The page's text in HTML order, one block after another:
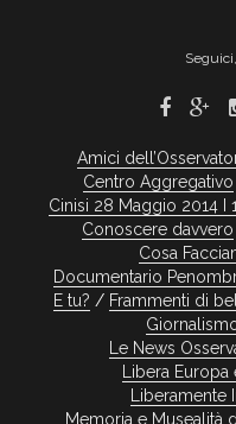
Amici
Centro Aggregativo
Cinisi 28 Maggio 2014 I
Conoscere davvero
Cosa
Documentario
E tu?
Frammenti di
Le News
Libera
Liberamente
Memoria e Musealità